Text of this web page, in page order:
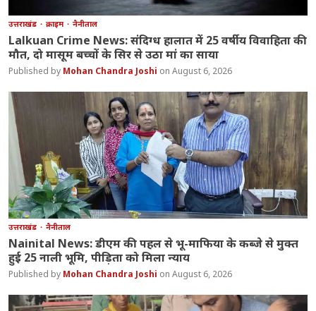
उत्तराखंड क्राइम नैनीताल
Lalkuan Crime News: संदिग्ध हालात में 25 वर्षीय विवाहिता की
मौत, दो मासूम बच्चों के सिर से उठा मां का साया
Mohan Chandra Joshi August 6, 2026
उत्तराखंड नैनीताल
Nainital News: डीएम की पहल से भू-माफिया के कब्जे से मुक्त
हुई 25 नाली भूमि, पीड़िता को मिला न्याय
Mohan Chandra Joshi August 6, 2026